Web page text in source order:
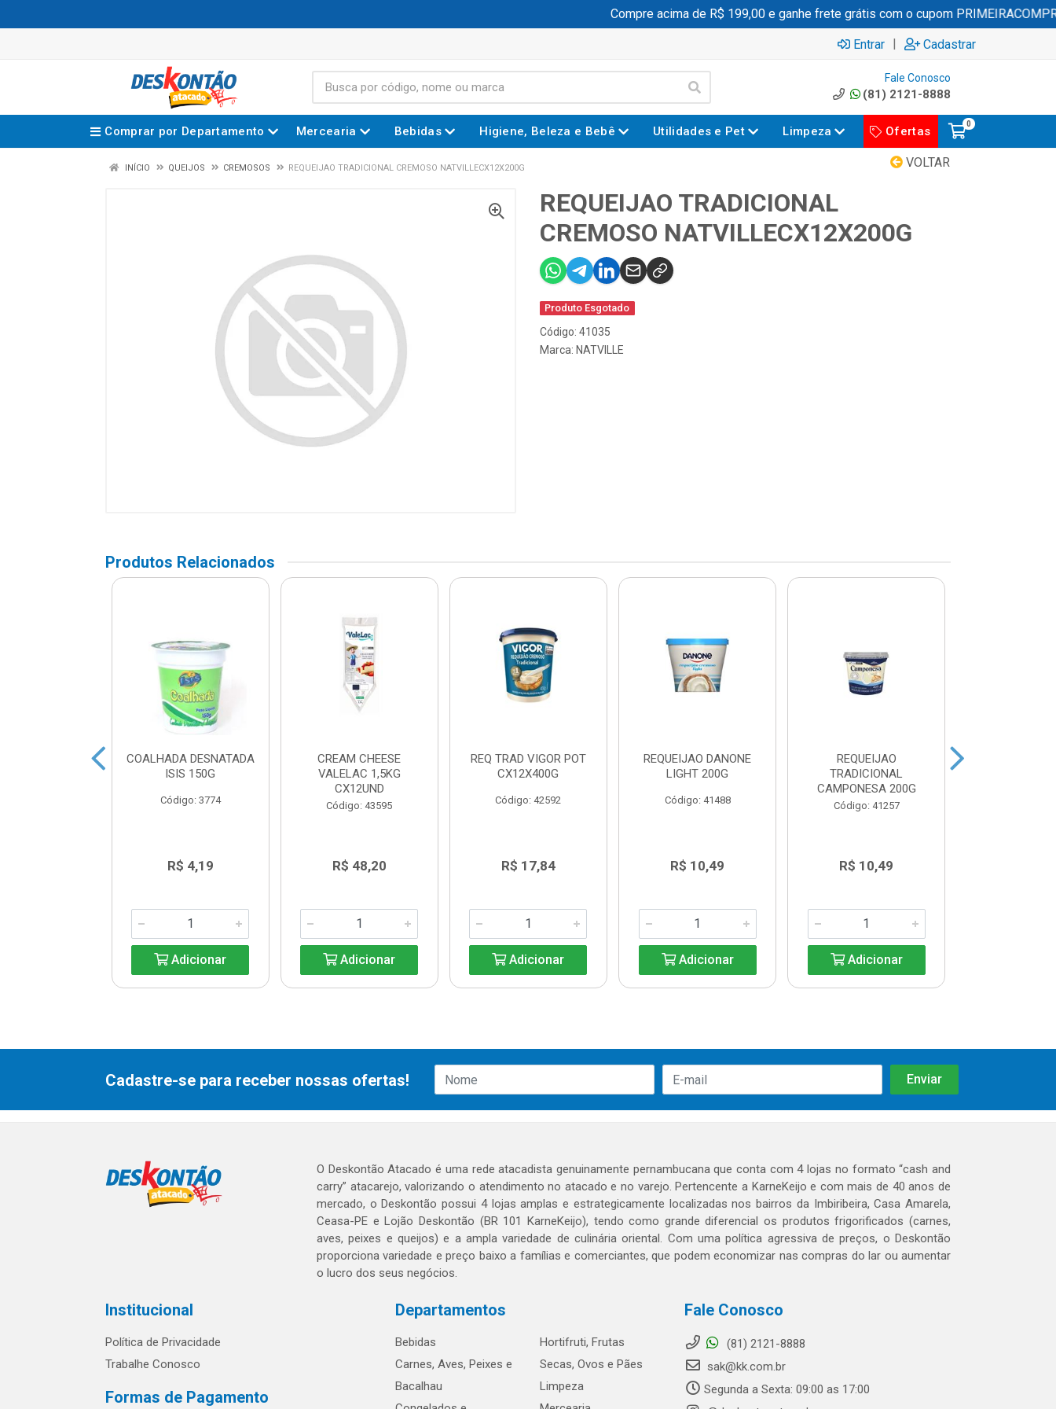
Compre acima de R$ 199,00 e ganhe frete grátis com o cupom PRIMEIRACOMPRA
Entrar | Cadastrar
Fale Conosco
(81) 2121-8888
Comprar por Departamento Mercearia Bebidas Higiene, Beleza e Bebê Utilidades e Pet Limpeza Ofertas
0
VOLTAR
INÍCIO QUEIJOS CREMOSOS REQUEIJAO TRADICIONAL CREMOSO NATVILLECX12X200G
REQUEIJAO TRADICIONAL
CREMOSO NATVILLECX12X200G
Produto Esgotado
Código: 41035
Marca: NATVILLE
Produtos Relacionados
COALHADA DESNATADA
ISIS 150G
Código: 3774
R$ 4,19
Adicionar
CREAM CHEESE
VALELAC 1,5KG
CX12UND
Código: 43595
R$ 48,20
Adicionar
REQ TRAD VIGOR POT
CX12X400G
Código: 42592
R$ 17,84
Adicionar
REQUEIJAO DANONE
LIGHT 200G
Código: 41488
R$ 10,49
Adicionar
REQUEIJAO
TRADICIONAL
CAMPONESA 200G
Código: 41257
R$ 10,49
Adicionar
Cadastre-se para receber nossas ofertas!
O Deskontão Atacado é uma rede atacadista genuinamente pernambucana que conta com 4 lojas no formato “cash and
carry” atacarejo, valorizando o atendimento no atacado e no varejo. Pertencente a KarneKeijo e com mais de 40 anos de
mercado, o Deskontão possui 4 lojas amplas e estrategicamente localizadas nos bairros da Imbiribeira, Casa Amarela,
Ceasa-PE e Lojão Deskontão (BR 101 KarneKeijo), tendo como grande diferencial os produtos frigorificados (carnes,
aves, peixes e queijos) e a ampla variedade de culinária oriental. Com uma política agressiva de preços, o Deskontão
proporciona variedade e preço baixo a famílias e comerciantes, que podem economizar nas compras do lar ou aumentar
o lucro dos seus negócios.
Institucional
Política de Privacidade
Trabalhe Conosco
Formas de Pagamento
Departamentos
Bebidas
Carnes, Aves, Peixes e
Bacalhau
Hortifruti, Frutas
Secas, Ovos e Pães
Limpeza
Fale Conosco
(81) 2121-8888
sak@kk.com.br
Segunda a Sexta: 09:00 as 17:00